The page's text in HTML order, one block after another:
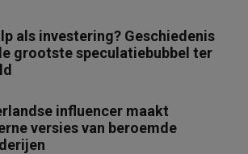
als investering? Geschiedenis
grootste speculatiebubbel ter
influencer maakt
versies van beroemde